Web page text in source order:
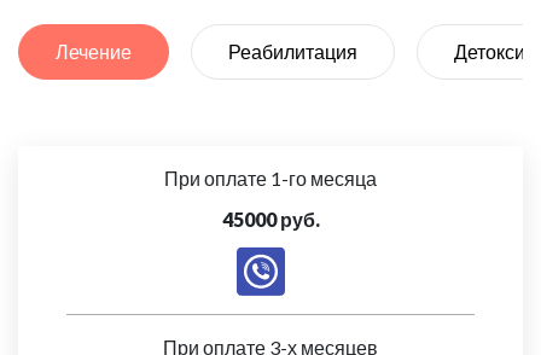
Лечение Реабилитация
При оплате 1-го месяца
45000 руб.
При оплате 3-х месяцев